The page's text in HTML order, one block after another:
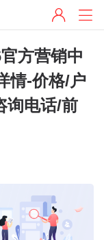
方营销中
情-价格/户
询电话/前